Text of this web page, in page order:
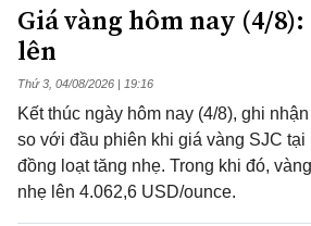
Giá vàng hôm nay (4/
lên
Thứ 3, 04/08/2026 | 19:16
Kết thúc ngày hôm nay (4/8), ghi
so với đầu phiên khi giá vàng SJC
đồng loạt tăng nhẹ. Trong khi đó,
nhẹ lên 4.062,6 USD/ounce.